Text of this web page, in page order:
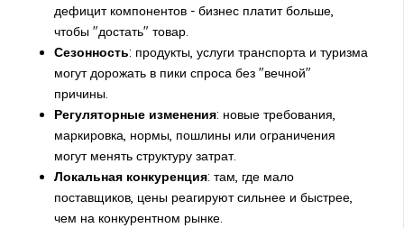
дефицит компонентов - бизнес платит больше,
чтобы "достать" товар.
Сезонность: продукты, услуги транспорта и туризма
могут дорожать в пики спроса без "вечной"
причины.
Регуляторные изменения: новые требования,
маркировка, нормы, пошлины или ограничения
могут менять структуру затрат.
Локальная конкуренция: там, где мало
поставщиков, цены реагируют сильнее и быстрее,
чем на конкурентном рынке.